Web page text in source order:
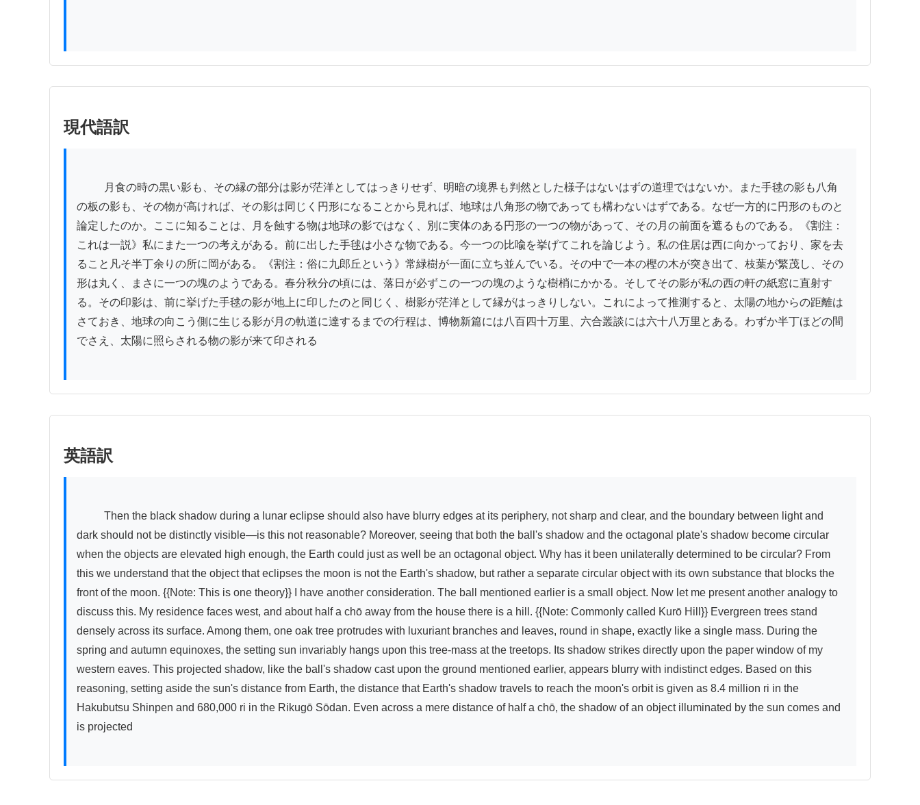
現代語訳
の板の影も、その物が高ければ、その影は同じく円形になることから見れば、地球は八角形の物であっても構わないはずである。なぜ一方的に円形のものと
論定したのか。ここに知ることは、月を蝕する物は地球の影ではなく、別に実体のある円形の一つの物があって、その月の前面を遮るものである。《割注：
これは一説》私にまた一つの考えがある。前に出した手毬は小さな物である。今一つの比喩を挙げてこれを論じよう。私の住居は西に向かっており、家を去
ること凡そ半丁余りの所に岡がある。《割注：俗に九郎丘という》常緑樹が一面に立ち並んでいる。その中で一本の樫の木が突き出て、枝葉が繁茂し、その
形は丸く、まさに一つの塊のようである。春分秋分の頃には、落日が必ずこの一つの塊のような樹梢にかかる。そしてその影が私の西の軒の紙窓に直射す
る。その印影は、前に挙げた手毬の影が地上に印したのと同じく、樹影が茫洋として縁がはっきりしない。これによって推測すると、太陽の地からの距離は
さておき、地球の向こう側に生じる影が月の軌道に達するまでの行程は、博物新篇には八百四十万里、六合叢談には六十八万里とある。わずか半丁ほどの間
でさえ、太陽に照らされる物の影が来て印される
英語訳
dark should not be distinctly visible—is this not reasonable? Moreover, seeing that both the ball's shadow and the octagonal plate's shadow become circular
when the objects are elevated high enough, the Earth could just as well be an octagonal object. Why has it been unilaterally determined to be circular? From
this we understand that the object that eclipses the moon is not the Earth's shadow, but rather a separate circular object with its own substance that blocks the
front of the moon. {{Note: This is one theory}} I have another consideration. The ball mentioned earlier is a small object. Now let me present another analogy to
discuss this. My residence faces west, and about half a chō away from the house there is a hill. {{Note: Commonly called Kurō Hill}} Evergreen trees stand
densely across its surface. Among them, one oak tree protrudes with luxuriant branches and leaves, round in shape, exactly like a single mass. During the
spring and autumn equinoxes, the setting sun invariably hangs upon this tree-mass at the treetops. Its shadow strikes directly upon the paper window of my
western eaves. This projected shadow, like the ball's shadow cast upon the ground mentioned earlier, appears blurry with indistinct edges. Based on this
reasoning, setting aside the sun's distance from Earth, the distance that Earth's shadow travels to reach the moon's orbit is given as 8.4 million ri in the
Hakubutsu Shinpen and 680,000 ri in the Rikugō Sōdan. Even across a mere distance of half a chō, the shadow of an object illuminated by the sun comes and
is projected